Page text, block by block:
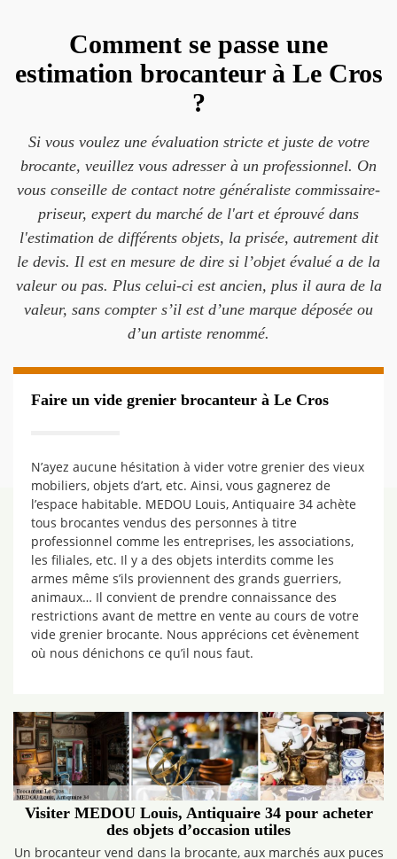
Comment se passe une
estimation brocanteur à Le Cros
?
Si vous voulez une évaluation stricte et juste de votre
brocante, veuillez vous adresser à un professionnel. On
vous conseille de contact notre généraliste commissaire-
priseur, expert du marché de l'art et éprouvé dans
l'estimation de différents objets, la prisée, autrement dit
le devis. Il est en mesure de dire si l’objet évalué a de la
valeur ou pas. Plus celui-ci est ancien, plus il aura de la
valeur, sans compter s’il est d’une marque déposée ou
d’un artiste renommé.
Faire un vide grenier brocanteur à Le Cros
N’ayez aucune hésitation à vider votre grenier des vieux
mobiliers, objets d’art, etc. Ainsi, vous gagnerez de
l’espace habitable. MEDOU Louis, Antiquaire 34 achète
tous brocantes vendus des personnes à titre
professionnel comme les entreprises, les associations,
les filiales, etc. Il y a des objets interdits comme les
armes même s’ils proviennent des grands guerriers,
animaux… Il convient de prendre connaissance des
restrictions avant de mettre en vente au cours de votre
vide grenier brocante. Nous apprécions cet évènement
où nous dénichons ce qu’il nous faut.
Visiter MEDOU Louis, Antiquaire 34 pour acheter
des objets d’occasion utiles
Un brocanteur vend dans la brocante, aux marchés aux puces